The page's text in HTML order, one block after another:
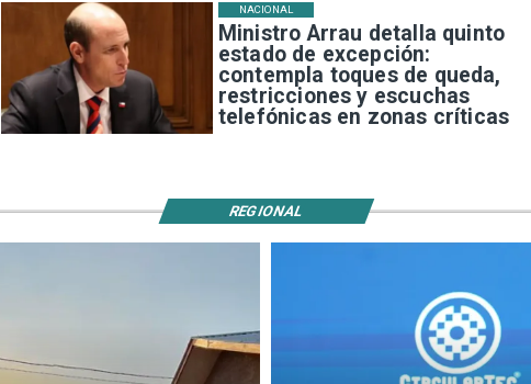
Ministro Arrau detalla quinto
estado de excepción:
contempla toques de queda,
restricciones y escuchas
telefónicas en zonas críticas
NACIONAL
REGIONAL